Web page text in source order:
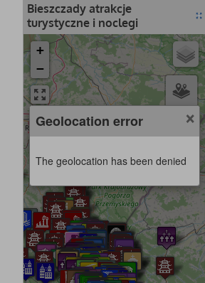
Bieszczady atrakcje
turystyczne i noclegi
+
−
×
Geolocation error
The geolocation has been denied